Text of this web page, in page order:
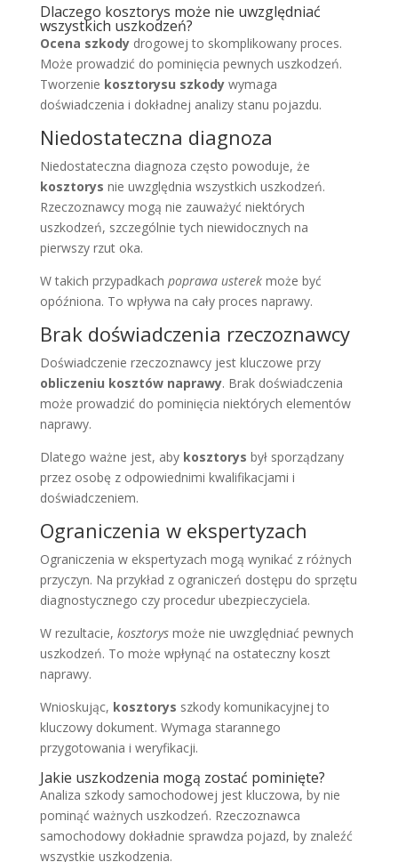
Dlaczego kosztorys może nie uwzględniać
wszystkich uszkodzeń?
Ocena szkodydrogowej to skomplikowany proces.
Może prowadzić do pominięcia pewnych uszkodzeń.
Tworzenie kosztorysu szkodywymaga
doświadczenia i dokładnej analizy stanu pojazdu.
Niedostateczna diagnoza
Niedostateczna diagnoza często powoduje, że
kosztorys nie uwzględnia wszystkich uszkodzeń.
Rzeczoznawcy mogą nie zauważyć niektórych
uszkodzeń, szczególnie tych niewidocznych na
pierwszy rzut oka.
W takich przypadkach poprawa usterekmoże być
opóźniona. To wpływa na cały proces naprawy.
Brak doświadczenia rzeczoznawcy
Doświadczenie rzeczoznawcy jest kluczowe przy
obliczeniu kosztów naprawy. Brak doświadczenia
może prowadzić do pominięcia niektórych elementów
naprawy.
Dlatego ważne jest, aby kosztorys był sporządzany
przez osobę z odpowiednimi kwalifikacjami i
doświadczeniem.
Ograniczenia w ekspertyzach
Ograniczenia w ekspertyzach mogą wynikać z różnych
przyczyn. Na przykład z ograniczeń dostępu do sprzętu
diagnostycznego czy procedur ubezpieczyciela.
W rezultacie, kosztorysmoże nie uwzględniać pewnych
uszkodzeń. To może wpłynąć na ostateczny koszt
naprawy.
Wnioskując, kosztorys szkody komunikacyjnej to
kluczowy dokument. Wymaga starannego
przygotowania i weryfikacji.
Jakie uszkodzenia mogą zostać pominięte?
Analiza szkody samochodowej jest kluczowa, by nie
pominąć ważnych uszkodzeń. Rzeczoznawca
samochodowy dokładnie sprawdza pojazd, by znaleźć
wszystkie uszkodzenia.